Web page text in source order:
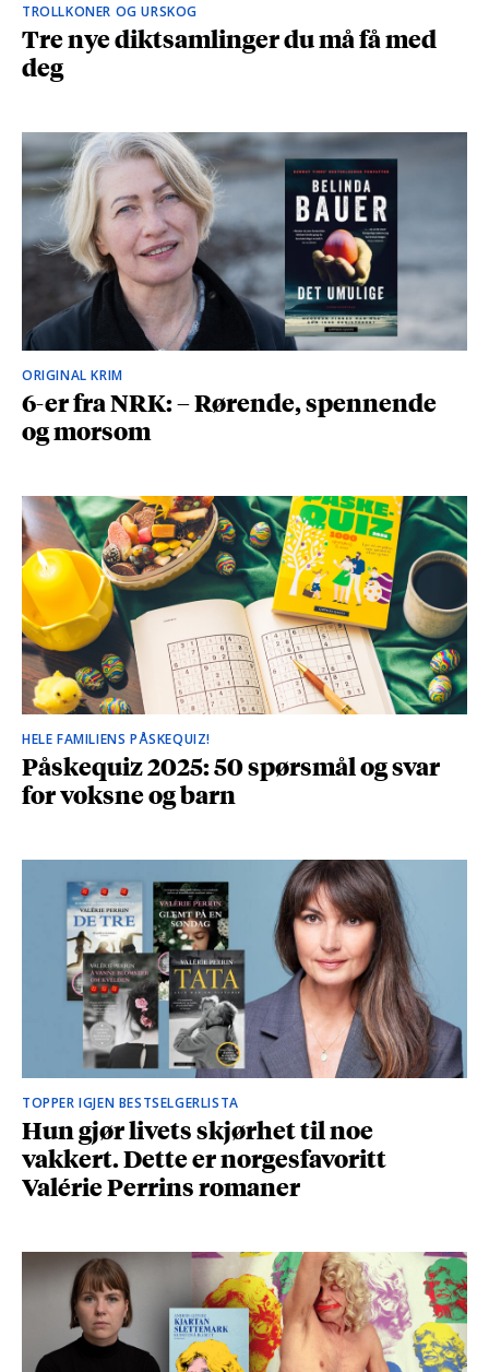
TROLLKONER OG URSKOG
Tre nye diktsamlinger du må få med
deg
ORIGINAL KRIM
6-er fra NRK: – Rørende, spennende
og morsom
HELE FAMILIENS PÅSKEQUIZ!
Påskequiz 2025: 50 spørsmål og svar
for voksne og barn
TOPPER IGJEN BESTSELGERLISTA
Hun gjør livets skjørhet til noe
vakkert. Dette er norgesfavoritt
Valérie Perrins romaner